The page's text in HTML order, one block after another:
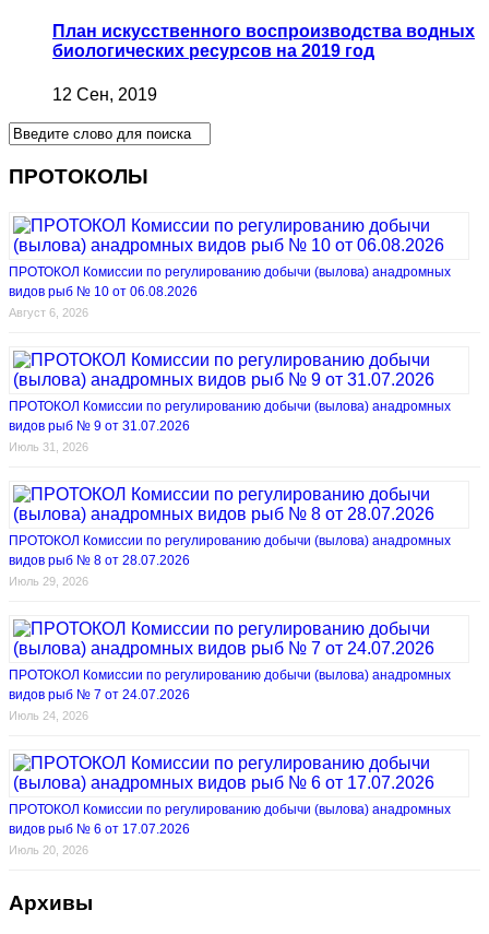
План искусственного воспроизводства водных
биологических ресурсов на 2019 год
12 Сен, 2019
ПРОТОКОЛЫ
ПРОТОКОЛ Комиссии по регулированию добычи (вылова) анадромных
видов рыб № 10 от 06.08.2026
Август 6, 2026
ПРОТОКОЛ Комиссии по регулированию добычи (вылова) анадромных
видов рыб № 9 от 31.07.2026
Июль 31, 2026
ПРОТОКОЛ Комиссии по регулированию добычи (вылова) анадромных
видов рыб № 8 от 28.07.2026
Июль 29, 2026
ПРОТОКОЛ Комиссии по регулированию добычи (вылова) анадромных
видов рыб № 7 от 24.07.2026
Июль 24, 2026
ПРОТОКОЛ Комиссии по регулированию добычи (вылова) анадромных
видов рыб № 6 от 17.07.2026
Июль 20, 2026
Архивы